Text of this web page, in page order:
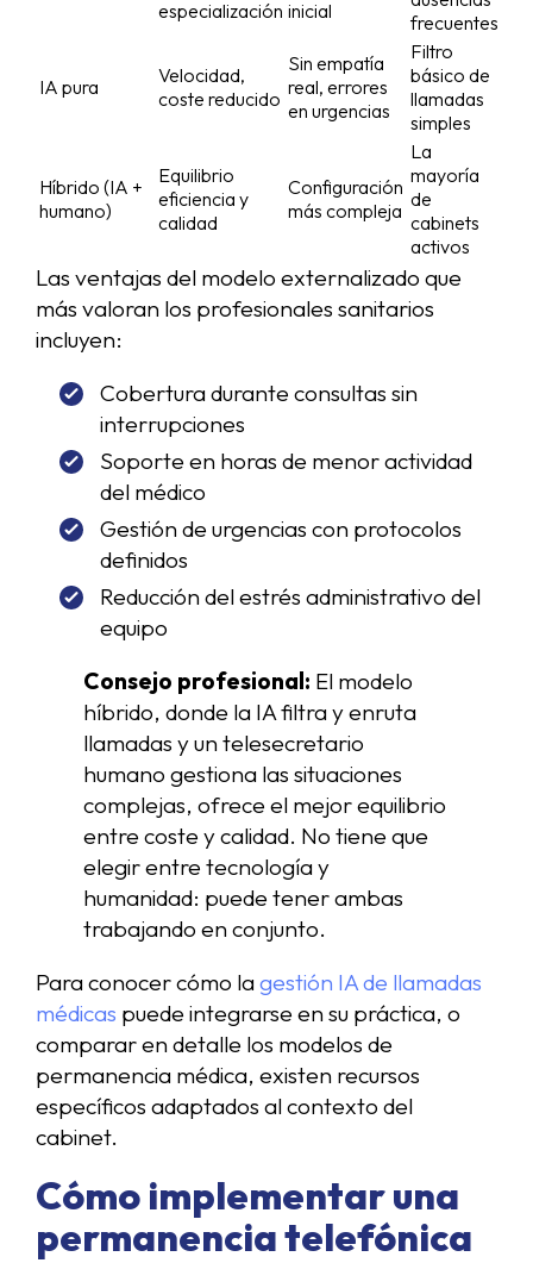
especialización inicial
frecuentes
IA pura
Velocidad,
coste reducido
Sin empatía
real, errores
en urgencias
Filtro
básico de
llamadas
simples
Híbrido (IA +
humano)
Equilibrio
eficiencia y
calidad
Configuración
más compleja
La
mayoría
de
cabinets
activos
Las ventajas del modelo externalizado que
más valoran los profesionales sanitarios
incluyen:
Cobertura durante consultas sin
interrupciones
Soporte en horas de menor actividad
del médico
Gestión de urgencias con protocolos
definidos
Reducción del estrés administrativo del
equipo
Consejo profesional: El modelo
híbrido, donde la IA filtra y enruta
llamadas y un telesecretario
humano gestiona las situaciones
complejas, ofrece el mejor equilibrio
entre coste y calidad. No tiene que
elegir entre tecnología y
humanidad: puede tener ambas
trabajando en conjunto.
Para conocer cómo lagestión IA de llamadas
médicas puede integrarse en su práctica, o
comparar en detalle los modelos de
permanencia médica, existen recursos
específicos adaptados al contexto del
cabinet.
Cómo implementar una
permanencia telefónica